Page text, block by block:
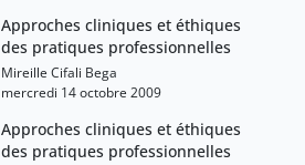
Approches cliniques et éthiques
des pratiques professionnelles
Mireille Cifali Bega
mercredi 14 octobre 2009
Approches cliniques et éthiques
des pratiques professionnelles